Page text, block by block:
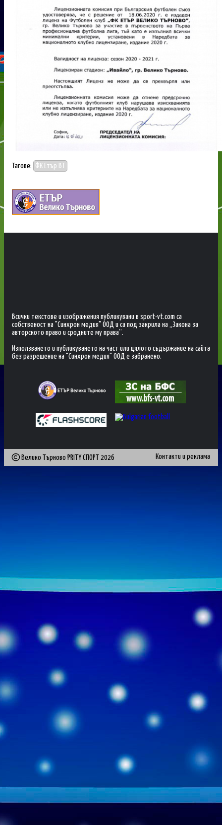
Тагове: ФК Етър ВТ
Всички текстове и изображения публикувани в sport-vt.com са
собственост на "Синхрон медия" ООД и са под закрила на „Закона за
авторското право и сродните му права“.
Използването и публикуването на част или цялото съдържание на сайта
без разрешение на "Синхрон медия" ООД е забранено.
Велико Търново PRITY СПОРТ 2026 Контакти и реклама